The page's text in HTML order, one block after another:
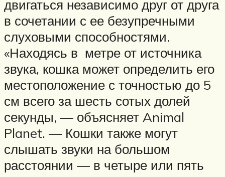
двигаться независимо друг от друга
в сочетании с ее безупречными
слуховыми способностями.
«Находясь в метре от источника
звука, кошка может определить его
местоположение с точностью до 5
см всего за шесть сотых долей
секунды, — объясняет Animal
Planet. — Кошки также могут
слышать звуки на большом
расстоянии — в четыре или пять